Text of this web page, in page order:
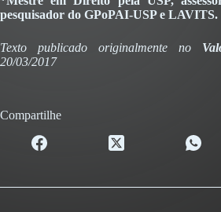
pesquisador do GPoPAI-USP e LAVITS.
Texto publicado originalmente no
20/03/2017
Compartilhe